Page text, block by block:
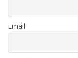
Email